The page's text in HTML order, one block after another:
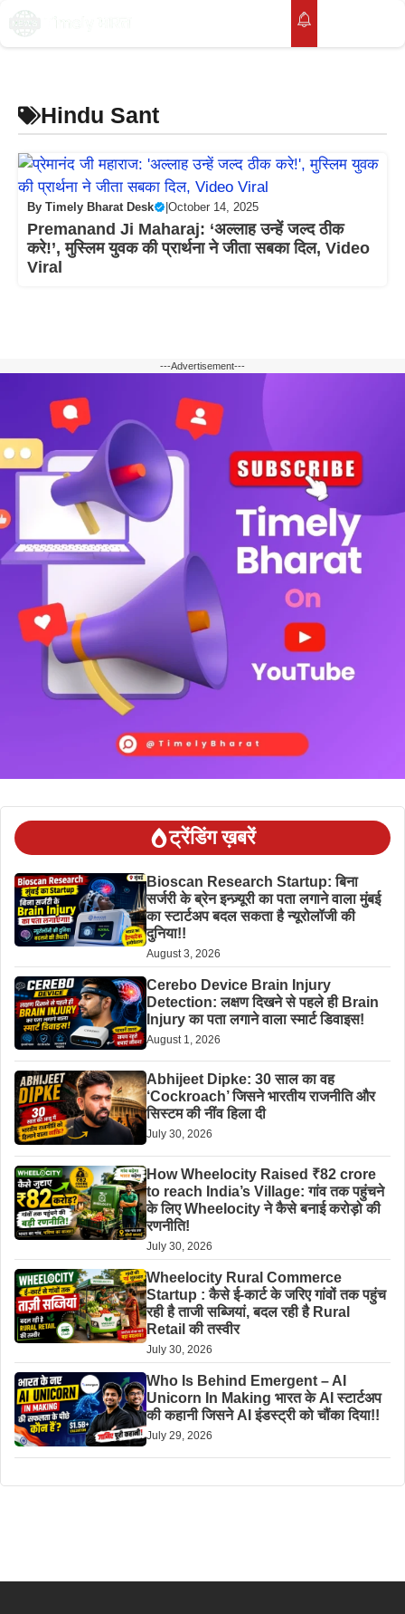
Skip
Hindu Sant
By Timely Bharat Desk |October 14, 2025
Premanand Ji Maharaj: ‘अल्लाह उन्हें जल्द ठीक
करे!’, मुस्लिम युवक की प्रार्थना ने जीता सबका दिल, Video
Viral
---Advertisement---
ट्रेंडिंग ख़बरें
Bioscan Research Startup: बिना
सर्जरी के ब्रेन इन्ज़्यूरी का पता लगाने वाला मुंबई
का स्टार्टअप बदल सकता है न्यूरोलॉजी की
दुनिया!!
August 3, 2026
Cerebo Device Brain Injury
Detection: लक्षण दिखने से पहले ही Brain
Injury का पता लगाने वाला स्मार्ट डिवाइस!
August 1, 2026
Abhijeet Dipke: 30 साल का वह
‘Cockroach’ जिसने भारतीय राजनीति और
सिस्टम की नींव हिला दी
July 30, 2026
How Wheelocity Raised ₹82 crore
to reach India’s Village: गांव तक पहुंचने
के लिए Wheelocity ने कैसे बनाई करोड़ो की
रणनीति!
July 30, 2026
Wheelocity Rural Commerce
Startup : कैसे ई-कार्ट के जरिए गांवों तक पहुंच
रही है ताजी सब्जियां, बदल रही है Rural
Retail की तस्वीर
July 30, 2026
Who Is Behind Emergent – AI
Unicorn In Making भारत के AI स्टार्टअप
की कहानी जिसने AI इंडस्ट्री को चौंका दिया!!
July 29, 2026